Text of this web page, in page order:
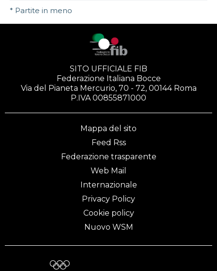
* Partite in meno
SITO UFFICIALE FIB
Federazione Italiana Bocce
Via del Pianeta Mercurio, 70 - 72, 00144 Roma
P.IVA 00855871000
Mappa del sito
Feed Rss
Federazione trasparente
Web Mail
Internazionale
Privacy Policy
Cookie policy
Nuovo WSM